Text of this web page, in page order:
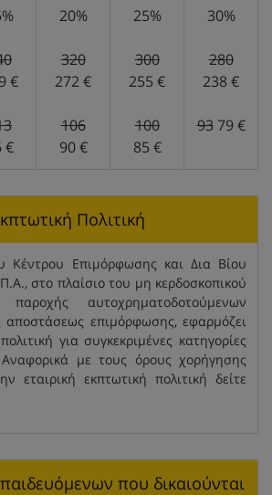
20% 25% 30%
€
320
272 €
300
255 €
280
238 €
€
106
90 €
100
85 €
93 79 €
Πολιτική
Κέντρου Επιμόρφωσης και Δια Βίου
στο πλαίσιο του μη κερδοσκοπικού
αυτοχρηματοδοτούμενων
επιμόρφωσης, εφαρμόζει
για συγκεκριμένες κατηγορίες
με τους όρους χορήγησης
εταιρική εκπτωτική πολιτική δείτε
που δικαιούνται